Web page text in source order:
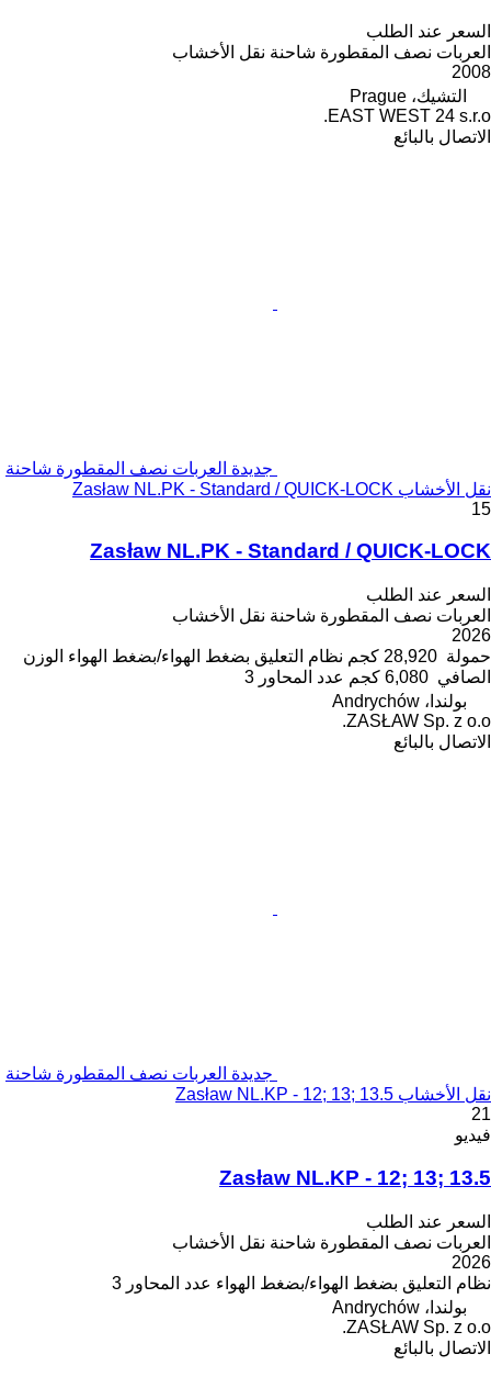
السعر عند الطلب
العربات نصف المقطورة شاحنة نقل الأخشاب
2008
التشيك، Prague
EAST WEST 24 s.r.o.
الاتصال بالبائع
جديدة العربات نصف المقطورة شاحنة
نقل الأخشاب Zasław NL.PK - Standard / QUICK-LOCK
15
Zasław NL.PK - Standard / QUICK-LOCK
السعر عند الطلب
العربات نصف المقطورة شاحنة نقل الأخشاب
2026
حمولة 28,920 كجم نظام التعليق بضغط الهواء/بضغط الهواء الوزن
الصافي 6,080 كجم عدد المحاور 3
بولندا، Andrychów
ZASŁAW Sp. z o.o.
الاتصال بالبائع
جديدة العربات نصف المقطورة شاحنة
نقل الأخشاب Zasław NL.KP - 12; 13; 13.5
21
فيديو
Zasław NL.KP - 12; 13; 13.5
السعر عند الطلب
العربات نصف المقطورة شاحنة نقل الأخشاب
2026
نظام التعليق بضغط الهواء/بضغط الهواء عدد المحاور 3
بولندا، Andrychów
ZASŁAW Sp. z o.o.
الاتصال بالبائع